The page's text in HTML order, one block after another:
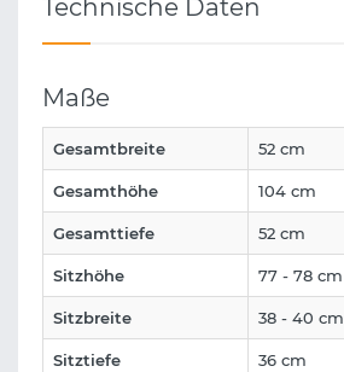
Technische Daten
Maße
Gesamtbreite 52 cm
Gesamthöhe 104 cm
Gesamttiefe 52 cm
Sitzhöhe 77 - 78 cm
Sitzbreite 38 - 40 cm
Sitztiefe 36 cm